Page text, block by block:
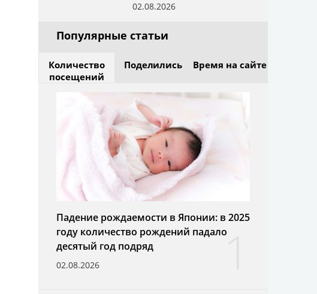
02.08.2026
Популярные статьи
Количество
посещений
Поделились Время на сайте
1
Падение рождаемости в Японии: в 2025
году количество рождений падало
десятый год подряд
02.08.2026